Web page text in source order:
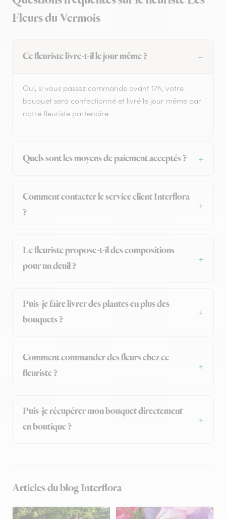
Fleurs du Vermois
Ce fleuriste livre-t-il le jour même ?
Oui, si vous passez commande avant 17h, votre
bouquet sera confectionné et livré le jour même par
notre fleuriste partenaire.
Quels sont les moyens de paiement acceptés ?
Comment contacter le service client Interflora
?
Le fleuriste propose-t-il des compositions
pour un deuil ?
Puis-je faire livrer des plantes en plus des
bouquets ?
Comment commander des fleurs chez ce
fleuriste ?
Puis-je récupérer mon bouquet directement
en boutique ?
Articles du blog Interflora